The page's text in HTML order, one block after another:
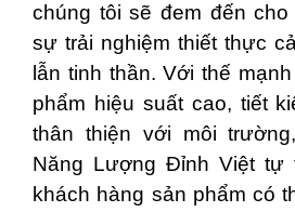
chúng tôi sẽ đem đến
sự trải nghiệm thiết thực
lẫn tinh thần. Với thế
phẩm hiệu suất cao, tiết
thân thiện với môi
Năng Lượng Đỉnh Việt tự
khách hàng sản phẩm có